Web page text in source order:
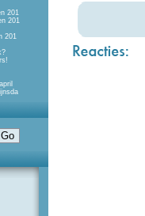
201
201
201